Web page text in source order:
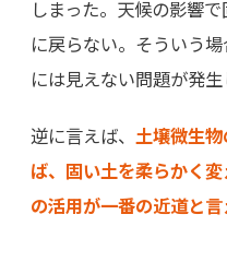
しまった。天候の影響
に戻らない。そういう
には見えない問題が発生
逆に言えば、 土壌微生
ば、固い土を柔らかく
の活用が一番の近道と言